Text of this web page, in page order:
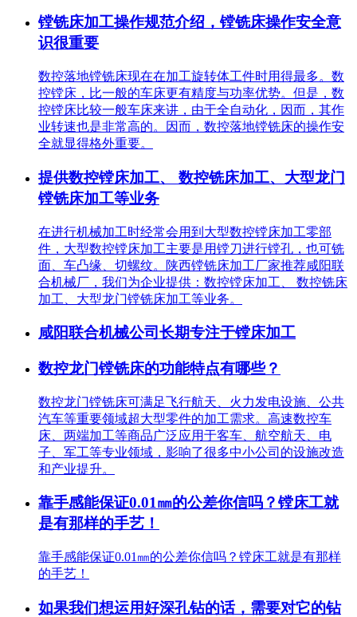
镗铣床加工操作规范介绍，镗铣床操作安全意
识很重要
数控落地镗铣床现在在加工旋转体工件时用得最多。数
控镗床，比一般的车床更有精度与功率优势。但是，数
控镗床比较一般车床来讲，由于全自动化，因而，其作
业转速也是非常高的。因而，数控落地镗铣床的操作安
全就显得格外重要。
提供数控镗床加工、 数控铣床加工、大型龙门
镗铣床加工等业务
在进行机械加工时经常会用到大型数控镗床加工零部
件，大型数控镗床加工主要是用镗刀进行镗孔，也可铣
面、车凸缘、切螺纹。陕西镗铣床加工厂家推荐咸阳联
合机械厂，我们为企业提供：数控镗床加工、 数控铣床
加工、大型龙门镗铣床加工等业务。
咸阳联合机械公司长期专注于镗床加工
数控龙门镗铣床的功能特点有哪些？
数控龙门镗铣床可满足飞行航天、火力发电设施、公共
汽车等重要领域超大型零件的加工需求。高速数控车
床、两端加工等商品广泛应用于客车、航空航天、电
子、军工等专业领域，影响了很多中小公司的设施改造
和产业提升。
靠手感能保证0.01㎜的公差你信吗？镗床工就
是有那样的手艺！
靠手感能保证0.01㎜的公差你信吗？镗床工就是有那样
的手艺！
如果我们想运用好深孔钻的话，需要对它的钻